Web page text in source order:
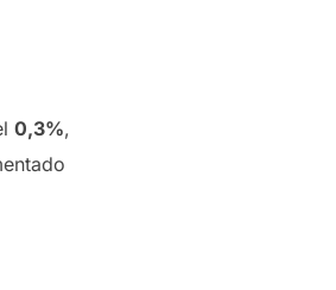
0,3%,